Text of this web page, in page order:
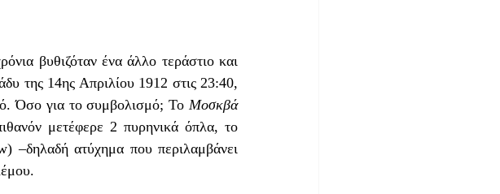
βυθιζόταν ένα άλλο τεράστιο και
της 14ης Απριλίου 1912 στις 23:40,
Όσο για το συμβολισμό; Το Μοσκβά
μετέφερε 2 πυρηνικά όπλα, το
–δηλαδή ατύχημα που περιλαμβάνει